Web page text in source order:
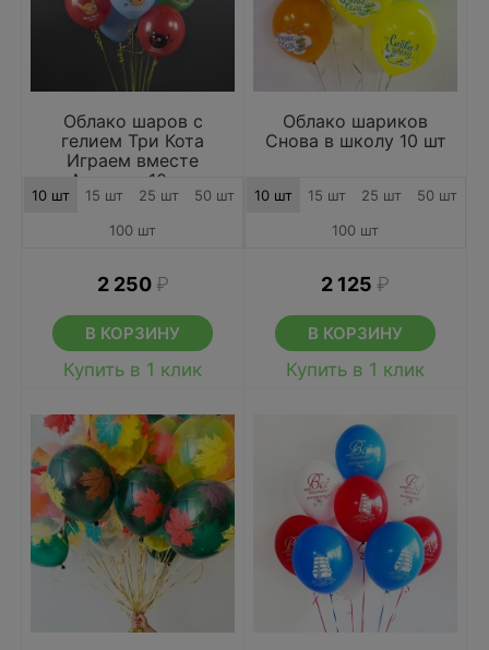
Облако шаров с
гелием Три Кота
Играем вместе
Ассорти 10 шт
10 шт 15 шт 25 шт
50 шт
100 шт
2 250 ₽
В КОРЗИНУ
Купить в 1 клик
Облако шариков
Снова в школу 10 шт
10 шт 15 шт 25 шт
50 шт
100 шт
2 125 ₽
В КОРЗИНУ
Купить в 1 клик